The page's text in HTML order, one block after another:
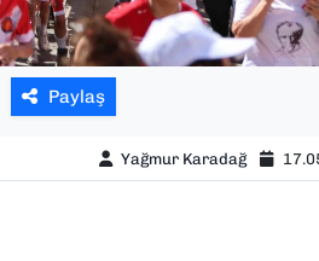
Paylaş
Yağmur Karadağ